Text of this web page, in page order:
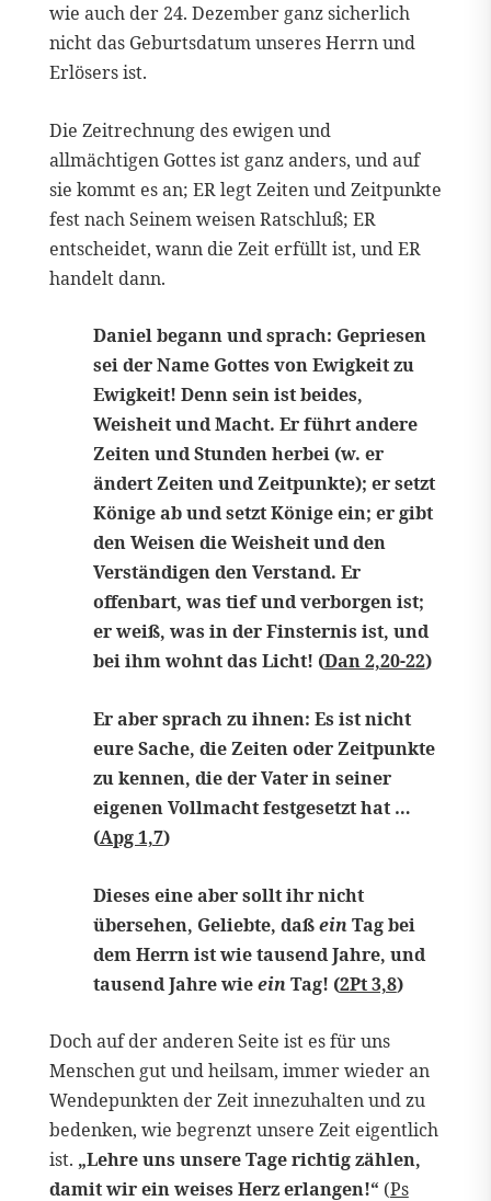
wie auch der 24. Dezember ganz sicherlich
nicht das Geburtsdatum unseres Herrn und
Erlösers ist.
Die Zeitrechnung des ewigen und
allmächtigen Gottes ist ganz anders, und auf
sie kommt es an; ER legt Zeiten und Zeitpunkte
fest nach Seinem weisen Ratschluß; ER
entscheidet, wann die Zeit erfüllt ist, und ER
handelt dann.
Daniel begann und sprach: Gepriesen
sei der Name Gottes von Ewigkeit zu
Ewigkeit! Denn sein ist beides,
Weisheit und Macht. Er führt andere
Zeiten und Stunden herbei (w. er
ändert Zeiten und Zeitpunkte); er setzt
Könige ab und setzt Könige ein; er gibt
den Weisen die Weisheit und den
Verständigen den Verstand. Er
offenbart, was tief und verborgen ist;
er weiß, was in der Finsternis ist, und
bei ihm wohnt das Licht! (Dan 2,20-22)
Er aber sprach zu ihnen: Es ist nicht
eure Sache, die Zeiten oder Zeitpunkte
zu kennen, die der Vater in seiner
eigenen Vollmacht festgesetzt hat …
(Apg 1,7)
Dieses eine aber sollt ihr nicht
übersehen, Geliebte, daßeinTag bei
dem Herrn ist wie tausend Jahre, und
tausend Jahre wieeinTag! (2Pt 3,8)
Doch auf der anderen Seite ist es für uns
Menschen gut und heilsam, immer wieder an
Wendepunkten der Zeit innezuhalten und zu
bedenken, wie begrenzt unsere Zeit eigentlich
ist. „Lehre uns unsere Tage richtig zählen,
damit wir ein weises Herz erlangen!“ (Ps